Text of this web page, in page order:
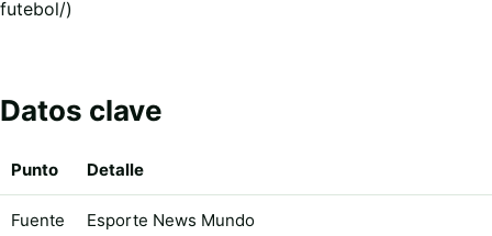
futebol/)
Datos clave
Punto Detalle
Fuente Esporte News Mundo